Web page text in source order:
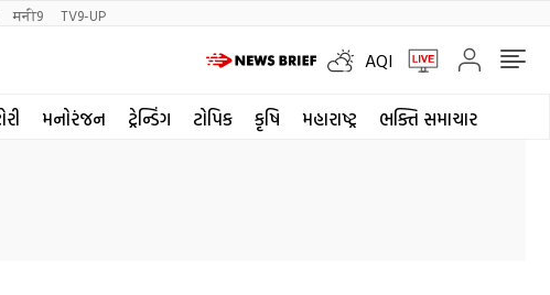
मनी9 TV9-UP
AQI
મનોરંજન ટ્રેન્ડિંગ ટોપિક કૃષિ મહારાષ્ટ્ર ભક્તિ સમાચાર